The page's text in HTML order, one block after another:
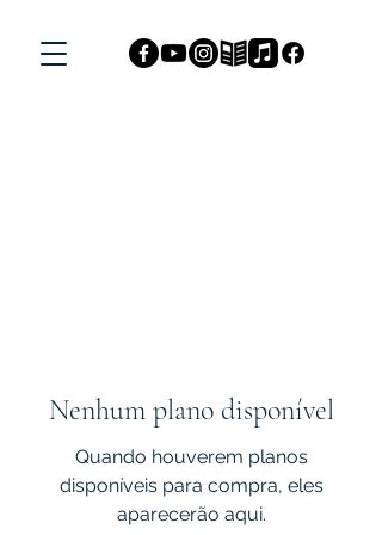
Nenhum plano disponível
Quando houverem planos
disponíveis para compra, eles
aparecerão aqui.